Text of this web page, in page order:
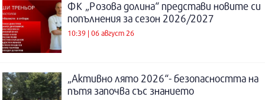
ФК „Розова долина“ представи новите си
попълнения за сезон 2026/2027
10:39 | 06 август 26
„Активно лято 2026“- безопасността на
пътя започва със знанието